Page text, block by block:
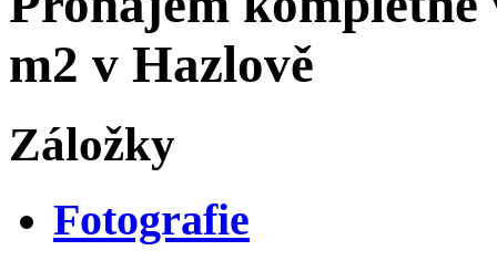
m2 v Hazlově
Záložky
Fotografie